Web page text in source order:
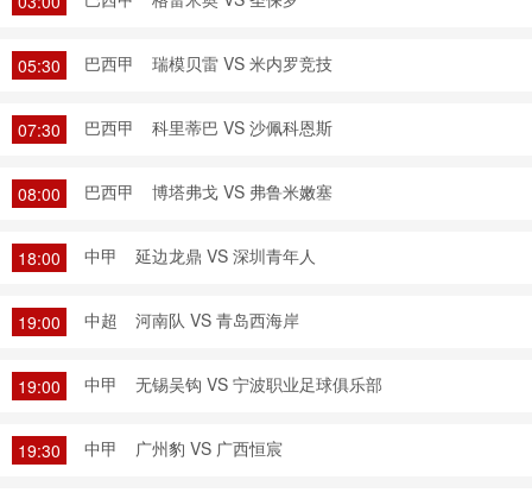
05:30 巴西甲 瑞模贝雷 VS 米内罗竞技
07:30 巴西甲 科里蒂巴 VS 沙佩科恩斯
08:00 巴西甲 博塔弗戈 VS 弗鲁米嫩塞
18:00 中甲 延边龙鼎 VS 深圳青年人
19:00 中超 河南队 VS 青岛西海岸
19:00 中甲 无锡吴钩 VS 宁波职业足球俱乐部
19:30 中甲 广州豹 VS 广西恒宸